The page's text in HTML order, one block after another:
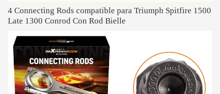
4 Connecting Rods compatible para Triumph Spitfire 1500
Late 1300 Conrod Con Rod Bielle